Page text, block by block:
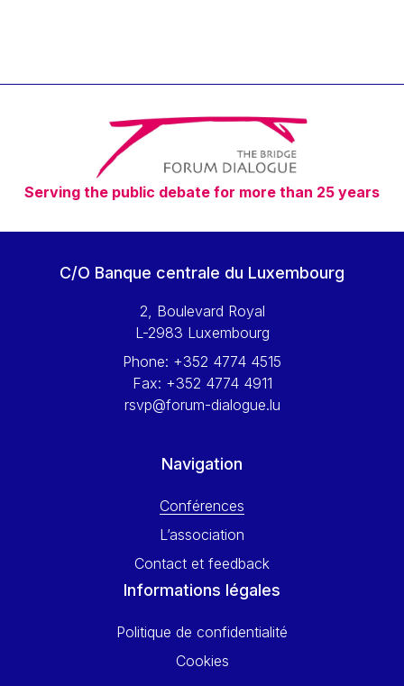
Timothy Radcliffe
Vaclav Klaus
Vassilios Skouris
Vítor Manuel da Silva Caldeira
Viviane Reding
Walter Hagg
Wolfgang Ketterle
Yossi Beillin
Yves FRANCHET
Serving the public debate for more than 25 years
C/O Banque centrale du Luxembourg
2, Boulevard Royal
L-2983 Luxembourg
Phone: +352 4774 4515
Fax: +352 4774 4911
rsvp@forum-dialogue.lu
Navigation
Conférences
L’association
Contact et feedback
Informations légales
Politique de confidentialité
Cookies